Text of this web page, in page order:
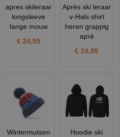
apres skileraar
longsleeve
lange mouw
€ 24,95
Après ski leraar
v-Hals shirt
heren grappig
aprè
€ 24,95
Wintermutsen
Hoodie ski